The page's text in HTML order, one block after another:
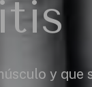
y que